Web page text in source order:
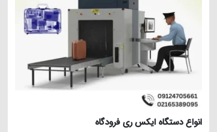
انواع دستگاه ایکس ری فرودگاه